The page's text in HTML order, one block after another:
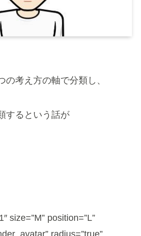
の考え方の軸で分類し、
するという話が
size=”M” position=”L”
radius=”true”